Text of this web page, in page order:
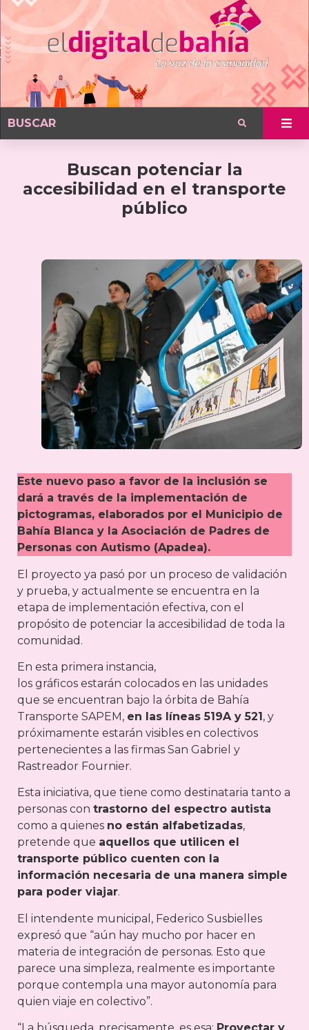
Buscan potenciar la
accesibilidad en el transporte
público
Este nuevo paso a favor de la inclusión se
dará a través de la implementación de
pictogramas, elaborados por el Municipio de
Bahía Blanca y la Asociación de Padres de
Personas con Autismo (Apadea).
El proyecto ya pasó por un proceso de validación
y prueba, y actualmente se encuentra en la
etapa de implementación efectiva, con el
propósito de potenciar la accesibilidad de toda la
comunidad.
En esta primera instancia,
los gráficos estarán colocados en las unidades
que se encuentran bajo la órbita de Bahía
Transporte SAPEM, en las líneas 519A y 521, y
próximamente estarán visibles en colectivos
pertenecientes a las firmas San Gabriel y
Rastreador Fournier.
Esta iniciativa, que tiene como destinataria tanto a
personas con trastorno del espectro autista
como a quienes no están alfabetizadas,
pretende que aquellos que utilicen el
transporte público cuenten con la
información necesaria de una manera simple
para poder viajar.
El intendente municipal, Federico Susbielles
expresó que “aún hay mucho por hacer en
materia de integración de personas. Esto que
parece una simpleza, realmente es importante
porque contempla una mayor autonomía para
quien viaje en colectivo”.